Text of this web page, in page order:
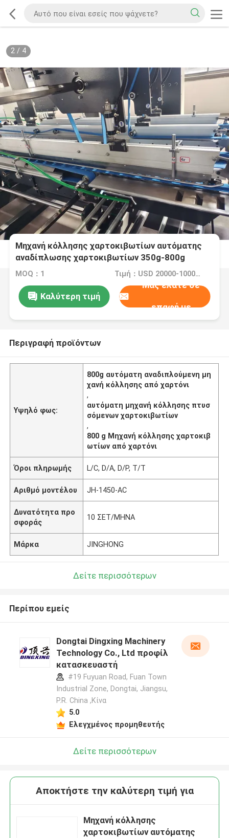
2/ 4
Μηχανή κόλλησης χαρτοκιβωτίων αυτόματης
αναδίπλωσης χαρτοκιβωτίων 350g-800g
MOQ：1 Τιμή：USD 20000-100000/SET
Καλύτερη τιμή
Μας ελάτε σε
επαφή με
Περιγραφή προϊόντων
Υψηλό φως:
800g αυτόματη αναδιπλούμενη μη
χανή κόλλησης από χαρτόνι
,
αυτόματη μηχανή κόλλησης πτυσ
σόμενων χαρτοκιβωτίων
,
800 g Μηχανή κόλλησης χαρτοκιβ
ωτίων από χαρτόνι
Όροι πληρωμής L/C, D/A, D/P, T/T
Αριθμό μοντέλου JH-1450-AC
Δυνατότητα προ
σφοράς
10 ΣΕΤ/ΜΗΝΑ
Μάρκα JINGHONG
Δείτε περισσότερων
Περίπου εμείς
Dongtai Dingxing Machinery
Technology Co., Ltd προφίλ
κατασκευαστή
#19 Fuyuan Road, Fuan Town
Industrial Zone, Dongtai, Jiangsu,
P.R. China ,Κίνα
5.0
Ελεγχμένος προμηθευτής
Δείτε περισσότερων
Αποκτήστε την καλύτερη τιμή για
Μηχανή κόλλησης
χαρτοκιβωτίων αυτόματης